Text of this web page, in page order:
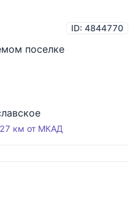
ID: 4844770
поселке
км от МКАД